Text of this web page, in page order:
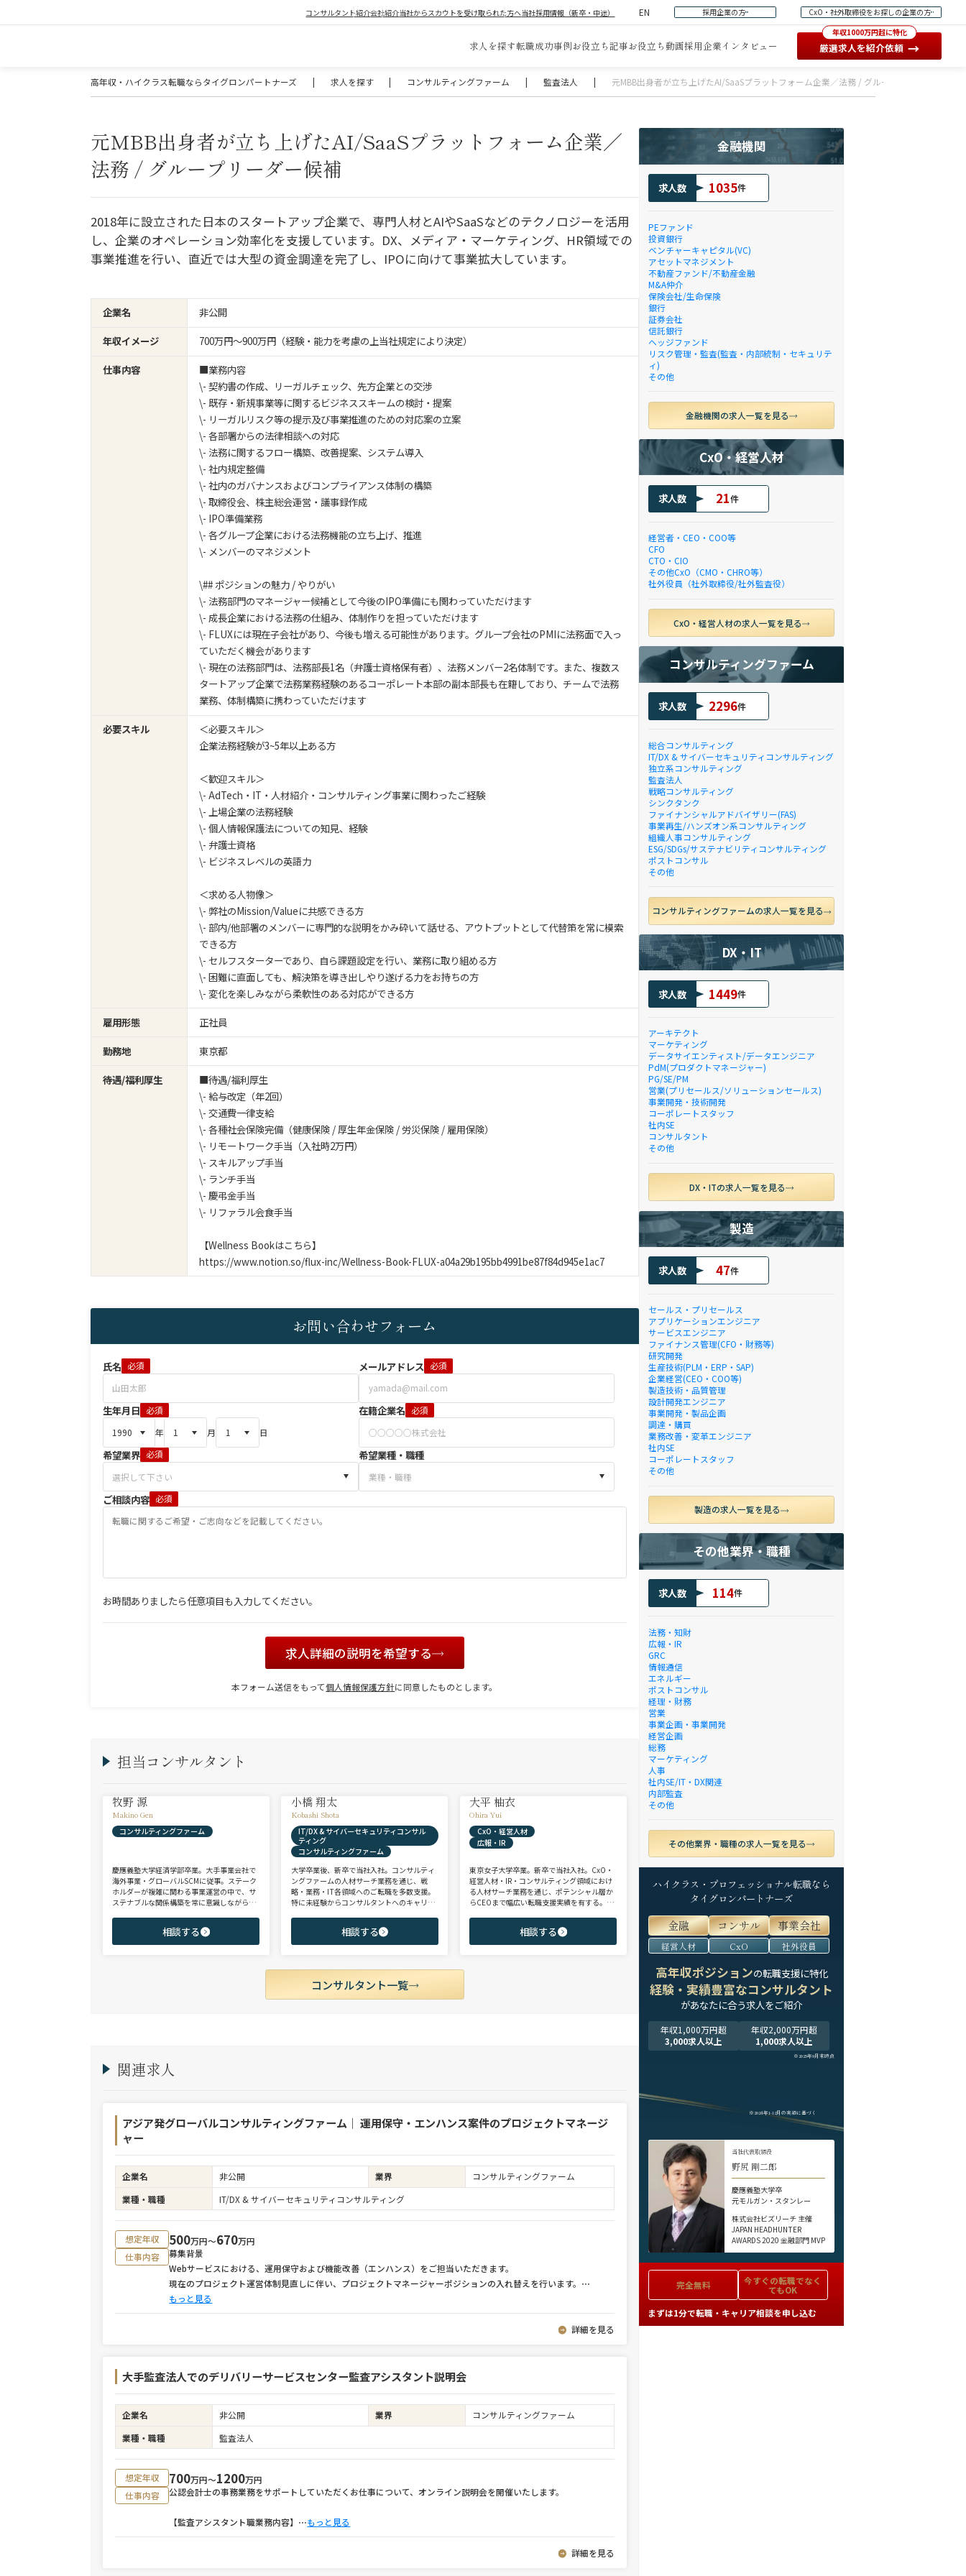
コンサルタント紹介会社紹介当社からスカウトを受け取られた方へ当社採用情報（新卒・中途） EN 採用企業の方 CxO・社外取締役をお探しの企業の方
求人を探す転職成功事例お役立ち記事お役立ち動画採用企業インタビュー
年収1000万円超に特化
厳選求人を紹介依頼 →
高年収・ハイクラス転職ならタイグロンパートナーズ | 求人を探す | コンサルティングファーム | 監査法人 | 元MBB出身者が立ち上げたAI/SaaSプラットフォーム企業／法務 / グループリーダー候補
元MBB出身者が立ち上げたAI/SaaSプラットフォーム企業／
法務 / グループリーダー候補
2018年に設立された日本のスタートアップ企業で、専門人材とAIやSaaSなどのテクノロジーを活用
し、企業のオペレーション効率化を支援しています。DX、メディア・マーケティング、HR領域での
事業推進を行い、直近では大型の資金調達を完了し、IPOに向けて事業拡大しています。
企業名
非公開
年収イメージ
700万円〜900万円（経験・能力を考慮の上当社規定により決定）
仕事内容
■業務内容
\- 契約書の作成、リーガルチェック、先方企業との交渉
\- 既存・新規事業等に関するビジネススキームの検討・提案
\- リーガルリスク等の提示及び事業推進のための対応案の立案
\- 各部署からの法律相談への対応
\- 法務に関するフロー構築、改善提案、システム導入
\- 社内規定整備
\- 社内のガバナンスおよびコンプライアンス体制の構築
\- 取締役会、株主総会運営・議事録作成
\- IPO準備業務
\- 各グループ企業における法務機能の立ち上げ、推進
\- メンバーのマネジメント
\## ポジションの魅力 / やりがい
\- 法務部門のマネージャー候補として今後のIPO準備にも関わっていただけます
\- 成長企業における法務の仕組み、体制作りを担っていただけます
\- FLUXには現在子会社があり、今後も増える可能性があります。グループ会社のPMIに法務面で入っ
ていただく機会があります
\- 現在の法務部門は、法務部長1名（弁護士資格保有者）、法務メンバー2名体制です。また、複数ス
タートアップ企業で法務業務経験のあるコーポレート本部の副本部長も在籍しており、チームで法務
業務、体制構築に携わっていただけます
必要スキル
＜必要スキル＞
企業法務経験が3~5年以上ある方
＜歓迎スキル＞
\- AdTech・IT・人材紹介・コンサルティング事業に関わったご経験
\- 上場企業の法務経験
\- 個人情報保護法についての知見、経験
\- 弁護士資格
\- ビジネスレベルの英語力
＜求める人物像＞
\- 弊社のMission/Valueに共感できる方
\- 部内/他部署のメンバーに専門的な説明をかみ砕いて話せる、アウトプットとして代替策を常に模索
できる方
\- セルフスターターであり、自ら課題設定を行い、業務に取り組める方
\- 困難に直面しても、解決策を導き出しやり遂げる力をお持ちの方
\- 変化を楽しみながら柔軟性のある対応ができる方
雇用形態
正社員
勤務地
東京都
待遇/福利厚生
■待遇/福利厚生
\- 給与改定（年2回）
\- 交通費一律支給
\- 各種社会保険完備（健康保険 / 厚生年金保険 / 労災保険 / 雇用保険）
\- リモートワーク手当（入社時2万円）
\- スキルアップ手当
\- ランチ手当
\- 慶弔金手当
\- リファラル会食手当
【Wellness Bookはこちら】
https://www.notion.so/flux-inc/Wellness-Book-FLUX-a04a29b195bb4991be87f84d945e1ac7
お問い合わせフォーム
氏名 必須 メールアドレス 必須
生年月日 必須
年
月 日
在籍企業名 必須
希望業界 必須 希望業種・職種
ご相談内容 必須
お時間ありましたら任意項目も入力してください。
求人詳細の説明を希望する
本フォーム送信をもって個人情報保護方針に同意したものとします。
担当コンサルタント
牧野 源
Makino Gen
コンサルティングファーム
慶應義塾大学経済学部卒業。大手事業会社で
海外事業・グローバルSCMに従事。ステーク
ホルダーが複雑に関わる事業運営の中で、サ
ステナブルな関係構築を常に意識しながら意
商社、投資銀行、大手事業会社を始めとする
幅広い領域で、若手～エグゼクティブまでご
相談する
小橋 翔太
Kobashi Shota
IT/DX & サイバーセキュリティコンサル
ティング
コンサルティングファーム
大学卒業後、新卒で当社入社。コンサルティ
ングファームの人材サーチ業務を通じ、戦
略・業務・IT各領域へのご転職を多数支援。
特に未経験からコンサルタントへのキャリア
ご志向と市場動向を踏まえ最適なキャリアを
ご提案させていただきます。
相談する
大平 柚衣
Ohira Yui
CxO・経営人材
広報・IR
東京女子大学卒業。新卒で当社入社。CxO・
経営人材・IR・コンサルティング領域におけ
る人材サーチ業務を通じ、ポテンシャル層か
らCEOまで幅広い転職支援実績を有する。コ
領域を中心に担当。未経験・ポテンシャル層
からミドル・ハイクラス層まで、年代・職階
相談する
コンサルタント一覧
関連求人
アジア発グローバルコンサルティングファーム｜ 運用保守・エンハンス案件のプロジェクトマネージ
ャー
企業名 非公開 業界
コンサルティングファーム
業種・職種
IT/DX & サイバーセキュリティコンサルティング
想定年収 500万円〜670万円
仕事内容
募集背景
Webサービスにおける、運用保守および機能改善（エンハンス）をご担当いただきます。
現在のプロジェクト運営体制見直しに伴い、プロジェクトマネージャーポジションの入れ替えを行います。 ⋯
もっと見る
詳細を見る
大手監査法人でのデリバリーサービスセンター監査アシスタント説明会
企業名 非公開 業界
コンサルティングファーム
業種・職種
監査法人
想定年収 700万円〜1200万円
仕事内容
公認会計士の事務業務をサポートしていただくお仕事について、オンライン説明会を開催いたします。
【監査アシスタント職業務内容】 ⋯もっと見る
詳細を見る
金融機関
求人数 1035件
PEファンド
投資銀行
ベンチャーキャピタル(VC)
アセットマネジメント
不動産ファンド/不動産金融
M&A仲介
保険会社/生命保険
銀行
証券会社
信託銀行
ヘッジファンド
リスク管理・監査(監査・内部統制・セキュリテ
ィ)
その他
金融機関の求人一覧を見る
CxO・経営人材
求人数 21件
経営者・CEO・COO等
CFO
CTO・CIO
その他CxO（CMO・CHRO等）
社外役員（社外取締役/社外監査役）
CxO・経営人材の求人一覧を見る
コンサルティングファーム
求人数 2296件
総合コンサルティング
IT/DX & サイバーセキュリティコンサルティング
独立系コンサルティング
監査法人
戦略コンサルティング
シンクタンク
ファイナンシャルアドバイザリー(FAS)
事業再生/ハンズオン系コンサルティング
組織人事コンサルティング
ESG/SDGs/サステナビリティコンサルティング
ポストコンサル
その他
コンサルティングファームの求人一覧を見る
DX・IT
求人数 1449件
アーキテクト
マーケティング
データサイエンティスト/データエンジニア
PdM(プロダクトマネージャー)
PG/SE/PM
営業(プリセールス/ソリューションセールス)
事業開発・技術開発
コーポレートスタッフ
社内SE
コンサルタント
その他
DX・ITの求人一覧を見る
製造
求人数 47件
セールス・プリセールス
アプリケーションエンジニア
サービスエンジニア
ファイナンス管理(CFO・財務等)
研究開発
生産技術(PLM・ERP・SAP)
企業経営(CEO・COO等)
製造技術・品質管理
設計開発エンジニア
事業開発・製品企画
調達・購買
業務改善・変革エンジニア
社内SE
コーポレートスタッフ
その他
製造の求人一覧を見る
その他業界・職種
求人数 114件
法務・知財
広報・IR
GRC
情報通信
エネルギー
ポストコンサル
経理・財務
営業
事業企画・事業開発
経営企画
総務
マーケティング
人事
社内SE/IT・DX関連
内部監査
その他
その他業界・職種の求人一覧を見る
ハイクラス・プロフェッショナル転職なら
タイグロンパートナーズ
金融 コンサル 事業会社
経営人材 CxO 社外役員
高年収ポジションの転職支援に特化
経験・実績豊富なコンサルタント
があなたに合う求人をご紹介
年収1,000万円超
3,000求人以上
年収2,000万円超
1,000求人以上
※2025年9月末時点
※2024年1-12月の実績に基づく
当社代表取締役
野尻 剛二郎
慶應義塾大学卒
元モルガン・スタンレー
株式会社ビズリーチ 主催
JAPAN HEADHUNTER
AWARDS 2020 金融部門 MVP
完全無料 今すぐの転職でなく
てもOK
まずは1分で転職・キャリア相談を申し込む